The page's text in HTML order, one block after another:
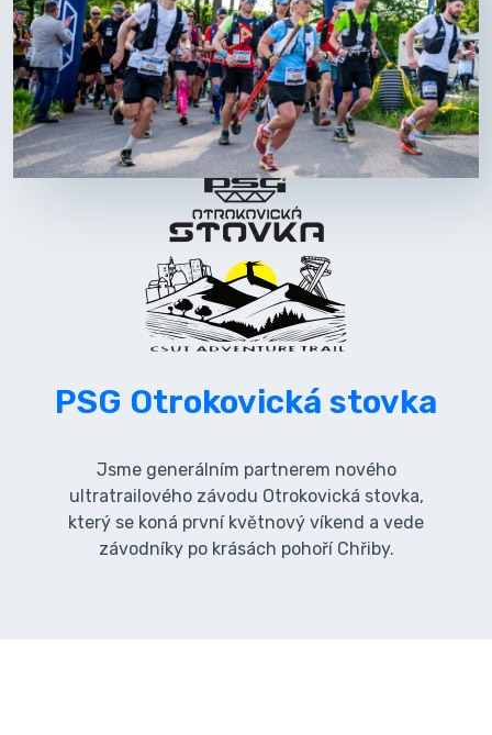
PSG Otrokovická stovka
Jsme generálním partnerem nového
ultratrailového závodu Otrokovická stovka,
který se koná první květnový víkend a vede
závodníky po krásách pohoří Chřiby.